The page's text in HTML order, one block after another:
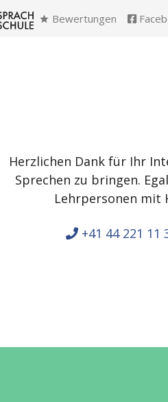
Bewertungen
Herzlichen Dank für Ihr
Sprechen zu bringen.
Lehrpersonen mit
+41 44 221 11